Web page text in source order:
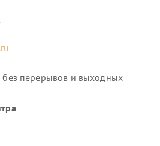
перерывов и выходных